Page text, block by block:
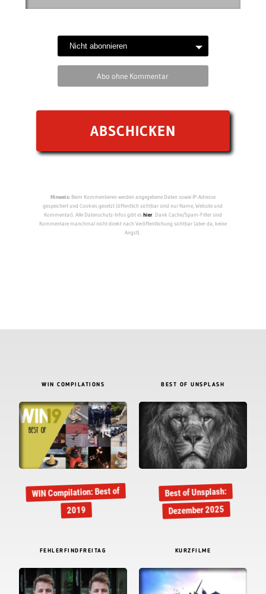
Abo ohne Kommentar
Hinweis:Beim Kommentieren werden angegebene Daten sowie IP-Adresse
gespeichert und Cookies gesetzt (öffentlich sichtbar sind nur Name, Website und
Kommentar). Alle Datenschutz-Infos gibt eshier. Dank Cache/Spam-Filter sind
Kommentare manchmal nicht direkt nach Veröffentlichung sichtbar (aber da, keine
Angst).
WIN COMPILATIONS
WIN Compilation: Best of
2019
BEST OF UNSPLASH
Best of Unsplash:
Dezember 2025
FEHLERFINDFREITAG KURZFILME